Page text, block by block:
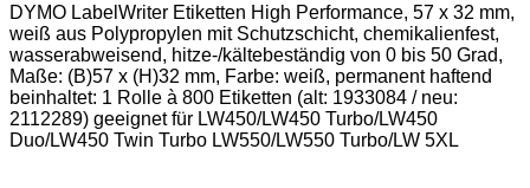
DYMO LabelWriter Etiketten High Performance, 57 x 32 mm,
weiß aus Polypropylen mit Schutzschicht, chemikalienfest,
wasserabweisend, hitze-/kältebeständig von 0 bis 50 Grad,
Maße: (B)57 x (H)32 mm, Farbe: weiß, permanent haftend
beinhaltet: 1 Rolle à 800 Etiketten (alt: 1933084 / neu:
2112289) geeignet für LW450/LW450 Turbo/LW450
Duo/LW450 Twin Turbo LW550/LW550 Turbo/LW 5XL